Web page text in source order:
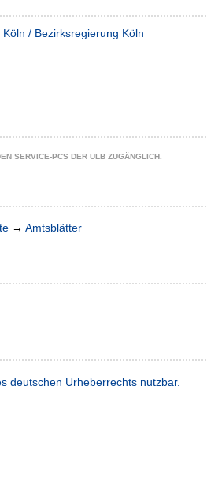
/ Bezirksregierung Köln
SERVICE-PCS DER ULB ZUGÄNGLICH.
→ Amtsblätter
deutschen Urheberrechts nutzbar.